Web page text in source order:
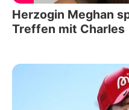
Herzogin Meghan
Treffen mit Charles